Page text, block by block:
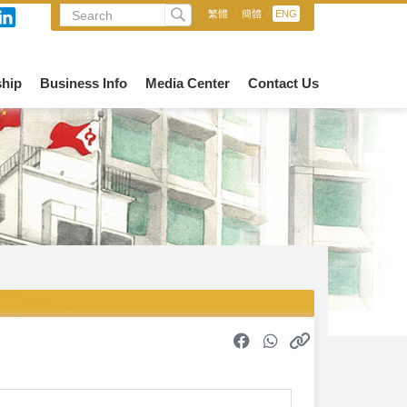
繁體 簡體 ENG
Business Info Media Center Contact Us